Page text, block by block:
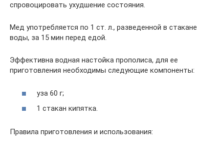
спровоцировать ухудшение состояния.
Мед употребляется по 1 ст. л., разведенной в стакане
воды, за 15 мин перед едой.
Эффективна водная настойка прополиса, для ее
приготовления необходимы следующие компоненты:
уза 60 г;
1 стакан кипятка.
Правила приготовления и использования: